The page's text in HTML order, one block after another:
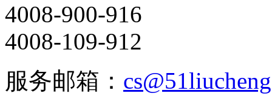
4008-900-916
4008-109-912
服务邮箱：